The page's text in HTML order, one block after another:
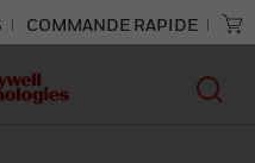
COMMANDE RAPIDE